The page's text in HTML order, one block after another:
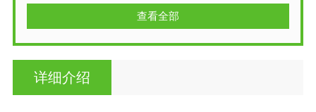
查看全部
详细介绍